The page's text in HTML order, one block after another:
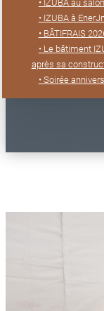
• IZUBA au
• IZUBA à
• BÂTIFRAIS
• Le bâtiment
après sa
• Soirée